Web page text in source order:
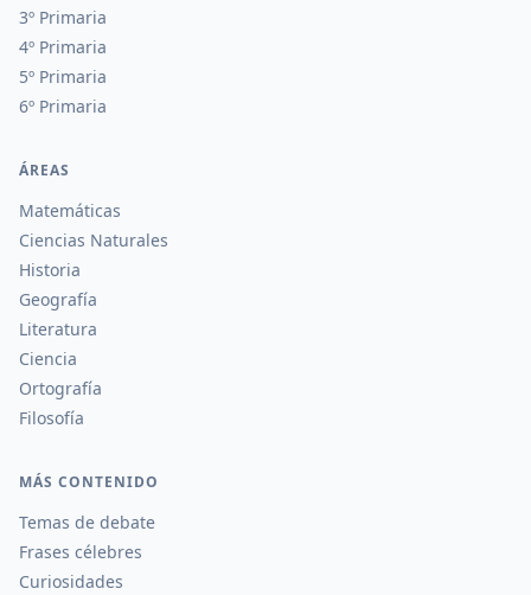
3º Primaria
4º Primaria
5º Primaria
6º Primaria
ÁREAS
Matemáticas
Ciencias Naturales
Historia
Geografía
Literatura
Ciencia
Ortografía
Filosofía
MÁS CONTENIDO
Temas de debate
Frases célebres
Curiosidades